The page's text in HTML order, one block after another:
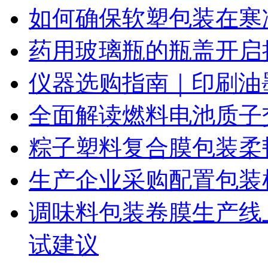
如何确保软塑包装在
药用玻璃瓶的瓶盖开
仪器选购指南｜印刷
全面解读燃料电池质
粽子塑料复合膜包装
生产企业采购配置包
调味料包装卷膜生产
试建议